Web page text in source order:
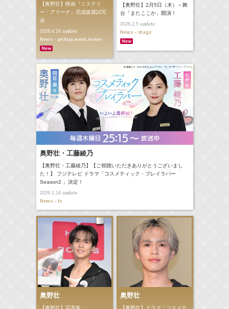
【奥野壮】映画『ミステリ
ー・アリーナ』完成披露試写
会
2026.4.24update
News - pickup,event,movie
【奥野壮】2月5日（木）～舞
台「またここか」開演！
2026.2.5update
News - stage
奥野壮・工藤綾乃
【奥野壮・工藤綾乃】【ご視聴いただきありがとうございまし
た！】 フジテレビ ドラマ「コスメティック・プレイラバー
Season2 」決定！
2026.1.14update
News - tv
奥野壮
【奥野壮】写真集
奥野壮
【奥野壮】ドラマ「コスメテ